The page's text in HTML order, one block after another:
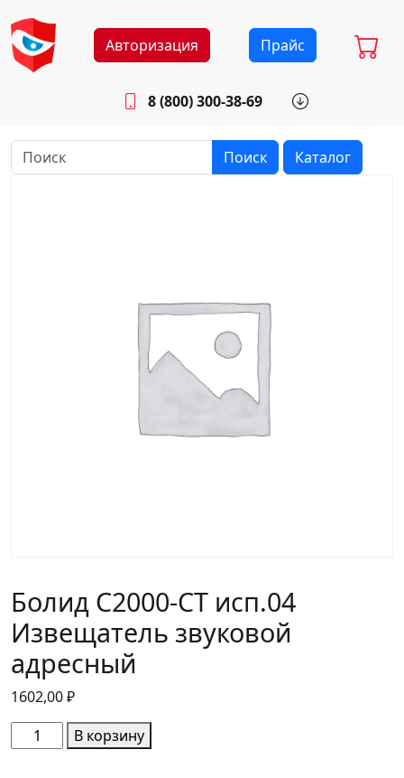
Авторизация Прайс
8 (800) 300-38-69
Будни: 8.30 - 17.00
Поиск Каталог
Болид С2000-СТ исп.04
Извещатель звуковой
адресный
1602,00₽
Количество
товара
В корзину